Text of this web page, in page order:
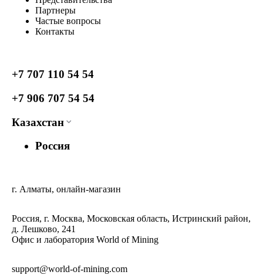
Партнеры
Частые вопросы
Контакты
+7 707 110 54 54
+7 906 707 54 54
Казахстан
Россия
г. Алматы, онлайн-магазин
Россия, г. Москва, Московская область, Истринский район,
д. Лешково, 241
Офис и лаборатория World of Mining
support@world-of-mining.com